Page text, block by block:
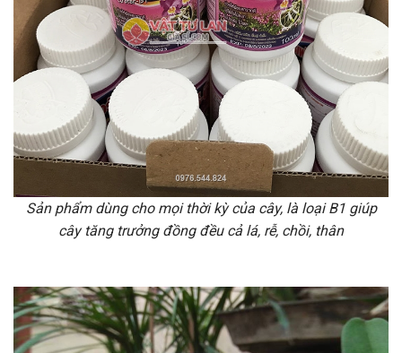
Sản phẩm dùng cho mọi thời kỳ của cây, là loại B1 giúp
cây tăng trưởng đồng đều cả lá, rễ, chồi, thân